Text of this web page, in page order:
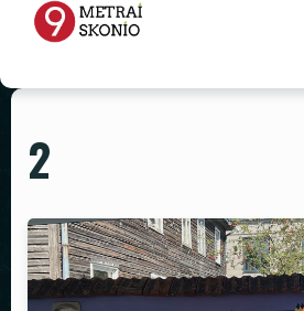
PAGRINDINIS
RENGINIŲ ERDVĖ
MAISTAS ŠVENTĖMS
MAITINIMAS VIETOJE
2